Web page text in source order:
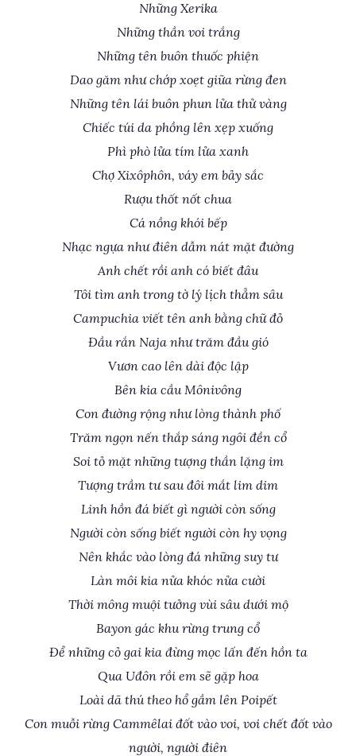
Những Xerika
Những thần voi trắng
Những tên buôn thuốc phiện
Dao găm như chớp xoẹt giữa rừng đen
Những tên lái buôn phun lửa thử vàng
Chiếc túi da phồng lên xẹp xuống
Phì phò lửa tím lửa xanh
Chợ Xixôphôn, váy em bảy sắc
Rượu thốt nốt chua
Cá nồng khói bếp
Nhạc ngựa như điên dẫm nát mặt đường
Anh chết rồi anh có biết đâu
Tôi tìm anh trong tờ lý lịch thẳm sâu
Campuchia viết tên anh bằng chữ đỏ
Đầu rắn Naja như trăm đầu gió
Vươn cao lên dài độc lập
Bên kia cầu Mônivông
Con đường rộng như lòng thành phố
Trăm ngọn nến thắp sáng ngôi đền cổ
Soi tỏ mặt những tượng thần lặng im
Tượng trầm tư sau đôi mắt lim dim
Linh hồn đá biết gì người còn sống
Người còn sống biết người còn hy vọng
Nên khắc vào lòng đá những suy tư
Làn môi kia nửa khóc nửa cười
Thời mông muội tưởng vùi sâu dưới mộ
Bayon gác khu rừng trung cổ
Để những cỏ gai kia đừng mọc lấn đến hồn ta
Qua Uđôn rồi em sẽ gặp hoa
Loài dã thú theo hổ gầm lên Poipết
Con muỗi rừng Cammêlai đốt vào voi, voi chết đốt vào
người, người điên